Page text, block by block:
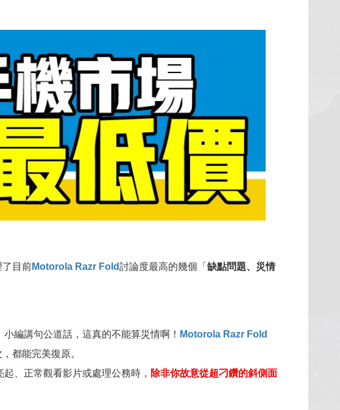
目前Motorola Razr Fold討論度最高的幾個「 缺點問題、災情
小編講句公道話，這真的不能算災情啊！ Motorola Razr Fold
都能完美復原。
、正常觀看影片或處理公務時， 除非你故意從超刁鑽的斜側面